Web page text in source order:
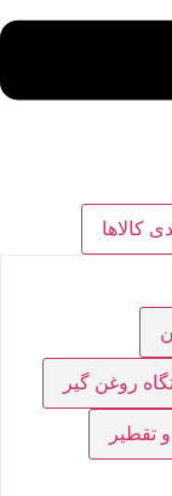
روغن گیر
تقطیر